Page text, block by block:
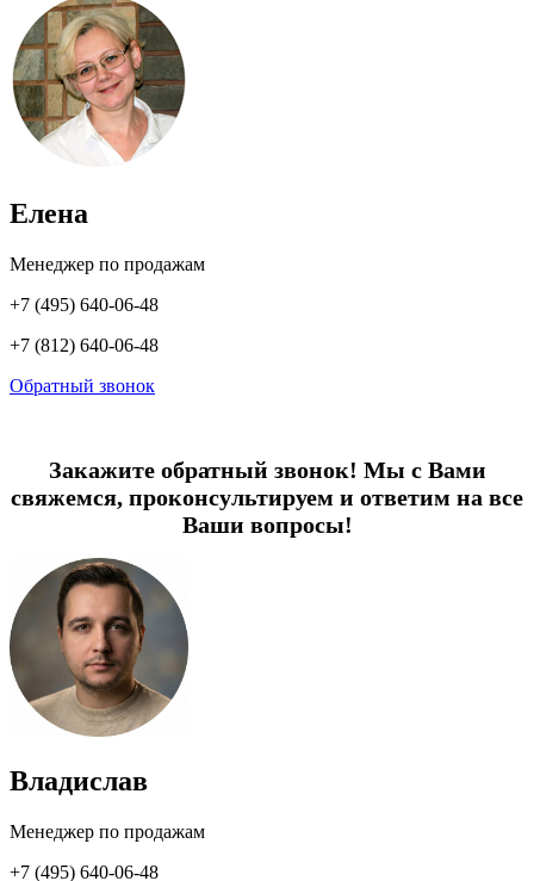
Елена
Менеджер по продажам
+7 (495) 640-06-48
+7 (812) 640-06-48
Обратный звонок
Закажите обратный звонок! Мы с Вами
свяжемся, проконсультируем и ответим на все
Ваши вопросы!
Владислав
Менеджер по продажам
+7 (495) 640-06-48